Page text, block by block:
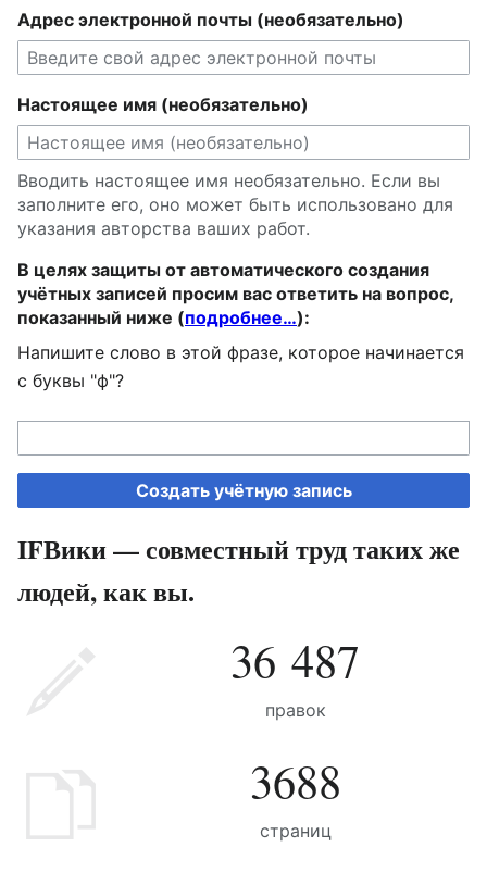
Адрес электронной почты (необязательно)
Настоящее имя (необязательно)
Вводить настоящее имя необязательно. Если вы
заполните его, оно может быть использовано для
указания авторства ваших работ.
В целях защиты от автоматического создания
учётных записей просим вас ответить на вопрос,
показанный ниже (подробнее…):
Напишите слово в этой фразе, которое начинается
с буквы "ф"?
Создать учётную запись
IFВики — совместный труд таких же
людей, как вы.
36 487
правок
3688
страниц